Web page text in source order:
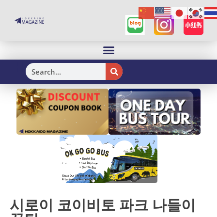
H
시로이 코이비토 파크 나들이